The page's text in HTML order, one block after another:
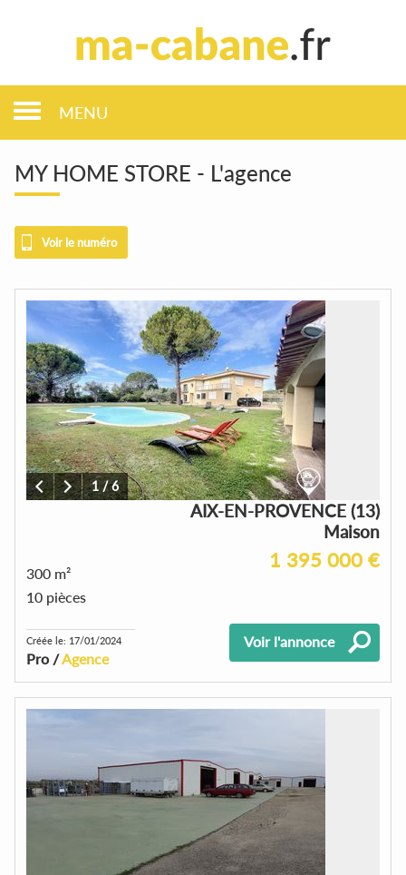
MENU
MY HOME STORE - L'agence
Voir le numéro
1/6
AIX-EN-PROVENCE (13)
Maison
1 395 000 €
300 m²
10 pièces
Créée le: 17/01/2024
Pro /Agence
Voir l'annonce